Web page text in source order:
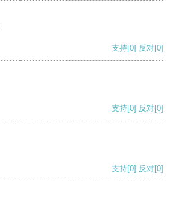
支持[0] 反对[0]
支持[0] 反对[0]
支持[0] 反对[0]